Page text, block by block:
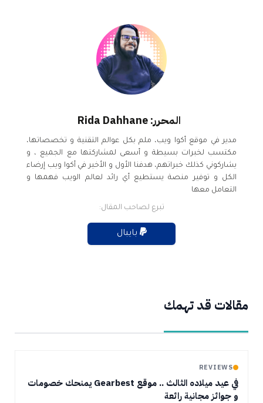
المحرر: Rida Dahhane
مدير في موقع أكوا ويب، ملم بكل عوالم التقنية و تخصصاتها،
مكتسب لخبرات بسيطة و أسعى لمشاركتها مع الجميع ، و
يشاركوني كذلك خبراتهم، هدفنا الأول و الأخير في أكوا ويب إرضاء
الكل و توفير منصة يستطيع أي رائد لعالم الويب فهمها و
التعامل معها
تبرع لصاحب المقال:
مقالات قد تهمك
REVIEWS
في عيد ميلاده الثالث .. موقع Gearbest يمنحك خصومات
و جوائز مجانية رائعة